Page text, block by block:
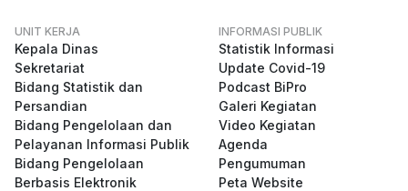
UNIT KERJA
Kepala Dinas
Sekretariat
Bidang Statistik dan
Persandian
Bidang Pengelolaan dan
Pelayanan Informasi Publik
Bidang Pengelolaan
Berbasis Elektronik
INFORMASI PUBLIK
Statistik Informasi
Update Covid-19
Podcast BiPro
Galeri Kegiatan
Video Kegiatan
Agenda
Pengumuman
Peta Website